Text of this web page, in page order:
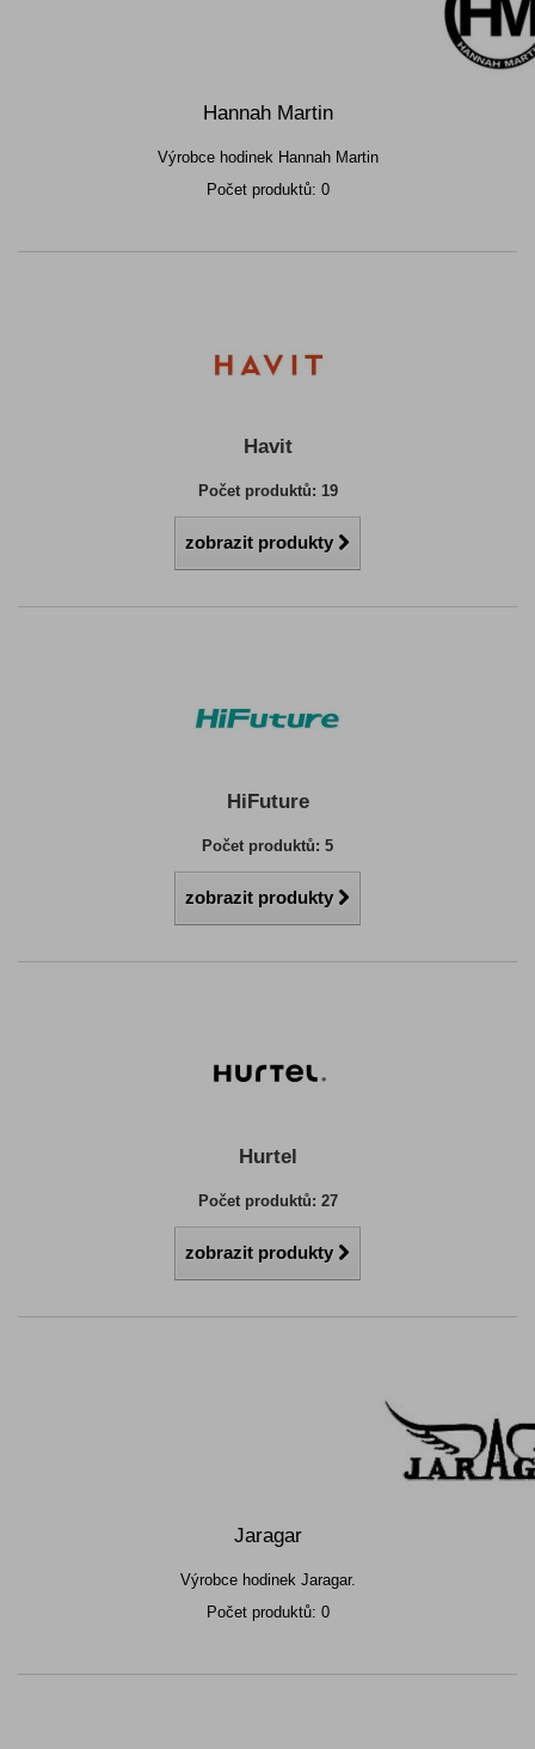
Hannah Martin
Výrobce hodinek Hannah Martin
Počet produktů: 0
Havit
Počet produktů: 19
zobrazit produkty
HiFuture
Počet produktů: 5
zobrazit produkty
Hurtel
Počet produktů: 27
zobrazit produkty
Jaragar
Výrobce hodinek Jaragar.
Počet produktů: 0